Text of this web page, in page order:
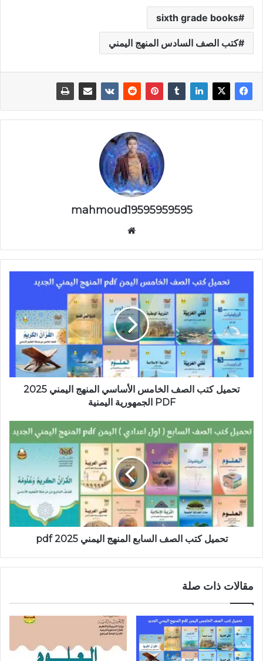
sixth grade books
كتب الصف السادس المنهج اليمني
mahmoud19595959595
تحميل كتب الصف الخامس الأساسي المنهج اليمني 2025
PDF الجمهورية اليمنية
تحميل كتب الصف السابع المنهج اليمني 2025 pdf
مقالات ذات صلة